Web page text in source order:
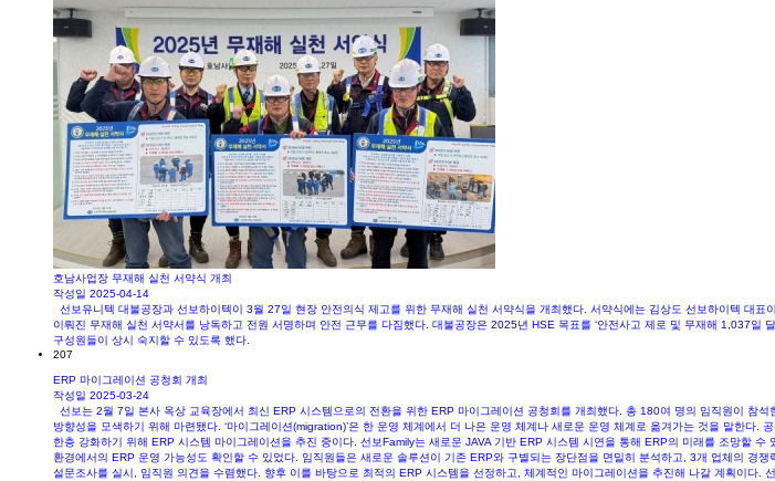
호남사업장 무재해 실천 서약식 개최
작성일 2025-04-14
선보유니텍 대불공장과 선보하이텍이 3월 27일 현장 안전의식 제고를 위한 무재해 실천 서약식을 개최했다. 서약식에는 김상도 선보하이텍 대
이뤄진 무재해 실천 서약서를 낭독하고 전원 서명하며 안전 근무를 다짐했다. 대불공장은 2025년 HSE 목표를 ‘안전사고 제로 및 무재해 1,037
구성원들이 상시 숙지할 수 있도록 했다.​
207
ERP 마이그레이션 공청회 개최
작성일 2025-03-24
선보는 2월 7일 본사 옥상 교육장에서 최신 ERP 시스템으로의 전환을 위한 ERP 마이그레이션 공청회를 개최했다. 총 180여 명의 임직원이 참
방향성을 모색하기 위해 마련됐다. ‘마이그레이션(migration)’은 한 운영 체계에서 더 나은 운영 체계나 새로운 운영 체계로 옮겨가는 것을 말한
한층 강화하기 위해 ERP 시스템 마이그레이션을 추진 중이다. 선보Family는 새로운 JAVA 기반 ERP 시스템 시연을 통해 ERP의 미래를 조망할
환경에서의 ERP 운영 가능성도 확인할 수 있었다. 임직원들은 새로운 솔루션이 기존 ERP와 구별되는 장단점을 면밀히 분석하고, 3개 업체의
설문조사를 실시, 임직원 의견을 수렴했다. 향후 이를 바탕으로 최적의 ERP 시스템을 선정하고, 체계적인 마이그레이션을 추진해 나갈 계획이